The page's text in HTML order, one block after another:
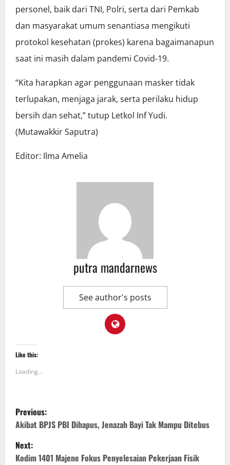
personel, baik dari TNI, Polri, serta dari Pemkab
dan masyarakat umum senantiasa mengikuti
protokol kesehatan (prokes) karena bagaimanapun
saat ini masih dalam pandemi Covid-19.
“Kita harapkan agar penggunaan masker tidak
terlupakan, menjaga jarak, serta perilaku hidup
bersih dan sehat,” tutup Letkol Inf Yudi.
(Mutawakkir Saputra)
Editor: Ilma Amelia
putra mandarnews
See author's posts
Like this:
Loading...
P
o
s
Previous:
Akibat BPJS PBI Dihapus, Jenazah Bayi Tak Mampu Ditebus
Next:
Kodim 1401 Majene Fokus Penyelesaian Pekerjaan Fisik